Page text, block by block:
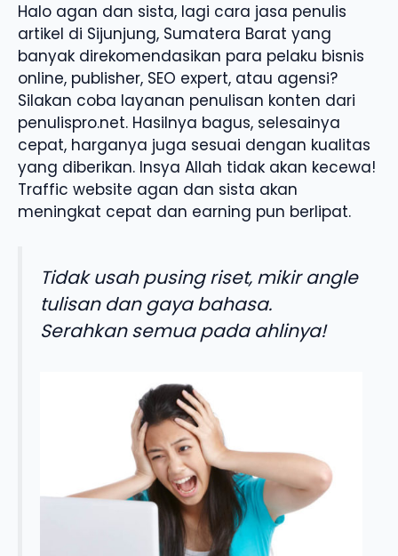
Halo agan dan sista, lagi cara jasa penulis
artikel di Sijunjung, Sumatera Barat yang
banyak direkomendasikan para pelaku bisnis
online, publisher, SEO expert, atau agensi?
Silakan coba layanan penulisan konten dari
penulispro.net. Hasilnya bagus, selesainya
cepat, harganya juga sesuai dengan kualitas
yang diberikan. Insya Allah tidak akan kecewa!
Traffic website agan dan sista akan
meningkat cepat dan earning pun berlipat.
Tidak usah pusing riset, mikir angle
tulisan dan gaya bahasa.
Serahkan semua pada ahlinya!